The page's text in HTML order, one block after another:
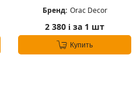
Бренд: Orac Decor
2 380 i за 1 шт
Купить